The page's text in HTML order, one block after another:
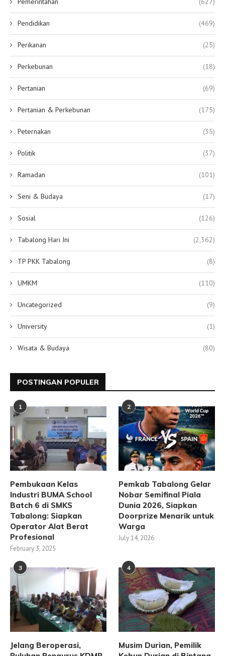
Pendidikan (469)
Perikanan (25)
Perkebunan (18)
Pertanian (69)
Pertanian & Perkebunan (175)
Peternakan (35)
Politik (37)
Ramadan (101)
Seni & Budaya (17)
Sosial (126)
Tabalong Hari Ini (2,362)
TP PKK Tabalong (8)
UMKM (110)
Uncategorized (9)
University (1)
Wisata & Budaya (80)
POSTINGAN POPULER
1
Pembukaan Kelas
Industri BUMA School
Batch 6 di SMKS
Tabalong: Siapkan
Operator Alat Berat
Profesional
February 3, 2025
2
Pemkab Tabalong Gelar
Nobar Semifinal Piala
Dunia 2026, Siapkan
Doorprize Menarik untuk
Warga
July 14, 2026
3
Jelang Beroperasi,
4
Musim Durian, Pemilik